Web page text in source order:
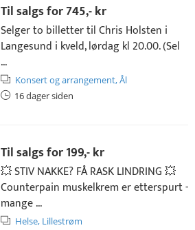
Til salgs for745,- kr
Selger to billetter til Chris Holsten i
Langesund i kveld, lørdag kl 20.00. (Sel
...
Konsert og arrangement,Ål
16 dager siden
Til salgs for199,- kr
💥 STIV NAKKE? FÅ RASK LINDRING 💥
Counterpain muskelkrem er etterspurt -
mange ...
Helse, Lillestrøm